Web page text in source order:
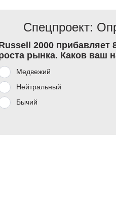
Спецпроект:
2000 прибавляет
рынка. Каков ваш
Медвежий
Нейтральный
Бычий